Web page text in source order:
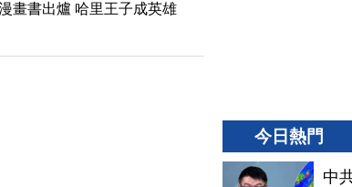
畫書出爐 哈里王子成英雄
今日熱門
中